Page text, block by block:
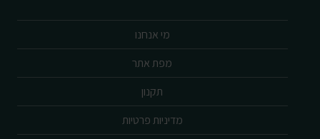
מי אנחנו
מפת אתר
תקנון
מדיניות פרטיות